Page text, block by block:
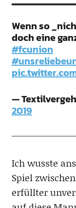
Wenn so
doch eine
#fcunion
—
2019
Ich wusste
Spiel
erfüllter